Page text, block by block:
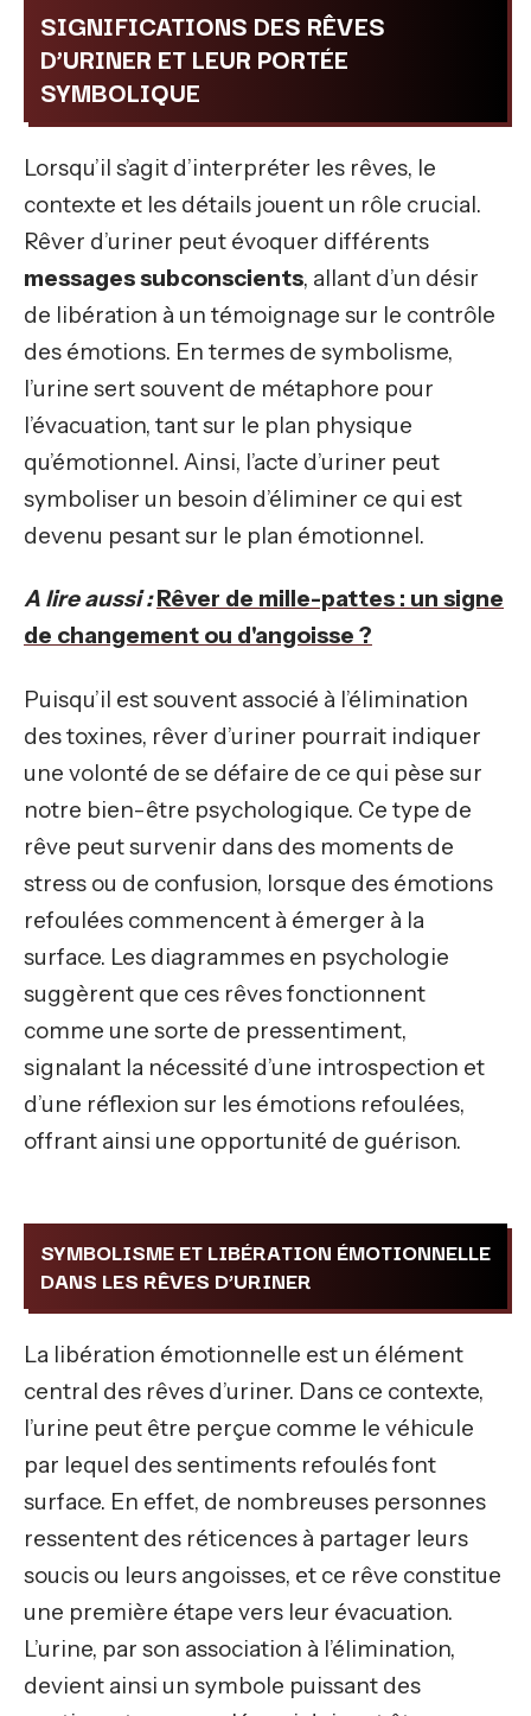
SIGNIFICATIONS DES RÊVES
D’URINER ET LEUR PORTÉE
SYMBOLIQUE
Lorsqu’il s’agit d’interpréter les rêves, le
contexte et les détails jouent un rôle crucial.
Rêver d’uriner peut évoquer différents
messages subconscients, allant d’un désir
de libération à un témoignage sur le contrôle
des émotions. En termes de symbolisme,
l’urine sert souvent de métaphore pour
l’évacuation, tant sur le plan physique
qu’émotionnel. Ainsi, l’acte d’uriner peut
symboliser un besoin d’éliminer ce qui est
devenu pesant sur le plan émotionnel.
A lire aussi : Rêver de mille-pattes : un signe
de changement ou d'angoisse ?
Puisqu’il est souvent associé à l’élimination
des toxines, rêver d’uriner pourrait indiquer
une volonté de se défaire de ce qui pèse sur
notre bien-être psychologique. Ce type de
rêve peut survenir dans des moments de
stress ou de confusion, lorsque des émotions
refoulées commencent à émerger à la
surface. Les diagrammes en psychologie
suggèrent que ces rêves fonctionnent
comme une sorte de pressentiment,
signalant la nécessité d’une introspection et
d’une réflexion sur les émotions refoulées,
offrant ainsi une opportunité de guérison.
SYMBOLISME ET LIBÉRATION ÉMOTIONNELLE
DANS LES RÊVES D’URINER
La libération émotionnelle est un élément
central des rêves d’uriner. Dans ce contexte,
l’urine peut être perçue comme le véhicule
par lequel des sentiments refoulés font
surface. En effet, de nombreuses personnes
ressentent des réticences à partager leurs
soucis ou leurs angoisses, et ce rêve constitue
une première étape vers leur évacuation.
L’urine, par son association à l’élimination,
devient ainsi un symbole puissant des